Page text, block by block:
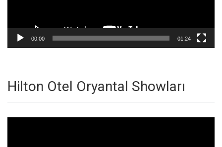
00:00 01:24
Hilton Otel Oryantal Showları